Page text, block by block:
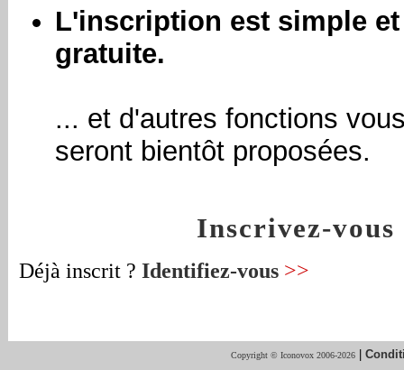
L'inscription est simple et
gratuite.
... et d'autres fonctions
seront bientôt proposées.
Inscrivez-vous
Déjà inscrit ? Identifiez-vous >>
Copyright © Iconovox 2006-2026 |